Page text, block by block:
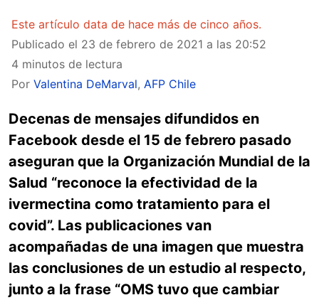
Este artículo data de hace más de cinco años.
Publicado el 23 de febrero de 2021 a las 20:52
4 minutos de lectura
Por Valentina DeMarval, AFP Chile
Decenas de mensajes difundidos en
Facebook desde el 15 de febrero pasado
aseguran que la Organización Mundial de la
Salud “reconoce la efectividad de la
ivermectina como tratamiento para el
covid”. Las publicaciones van
acompañadas de una imagen que muestra
las conclusiones de un estudio al respecto,
junto a la frase “OMS tuvo que cambiar